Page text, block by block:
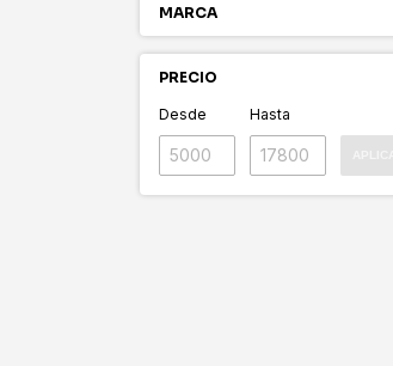
MARCA
PRECIO
Desde Hasta